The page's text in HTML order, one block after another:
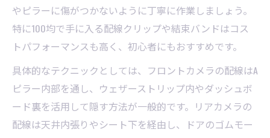
コスパ重視のドラレコ取り付け配線隠しDIY
術
テープ活用と養生で断線防止を徹底する
ドライブレコーダー取付で配線テープの正
しい使い方
断線防止に役立つ養生とテープ活用の配線
隠し術
やピラーに傷がつかないように丁寧に作業しましょう。
特に100均で手に入る配線クリップや結束バンドはコス
トパフォーマンスも高く、初心者にもおすすめです。
具体的なテクニックとしては、フロントカメラの配線はA
ピラー内部を通し、ウェザーストリップ内やダッシュボ
ード裏を活用して隠す方法が一般的です。リアカメラの
配線は天井内張りやシート下を経由し、ドアのゴムモー